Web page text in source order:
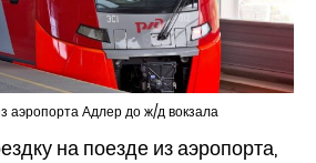
аэропорта Адлер до ж/д вокзала
на поезде из аэропорта,